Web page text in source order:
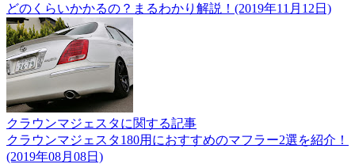
どのくらいかかるの？まるわかり解説！(2019年11月12日)
クラウンマジェスタに関する記事
クラウンマジェスタ180用におすすめのマフラー2選を紹介！
(2019年08月08日)